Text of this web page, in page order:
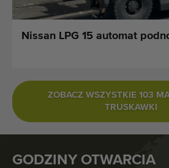
Nissan LPG 15 automat
ZOBACZ WSZYSTKIE 103
TRUSKAWKI
GODZINY OTWARCIA